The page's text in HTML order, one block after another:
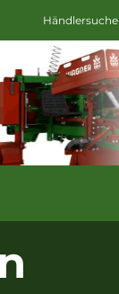
Händlersuche